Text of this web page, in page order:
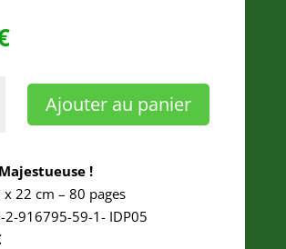
Ajouter au panier
!
22 cm – 80 pages
2-916795-59-1- IDP05